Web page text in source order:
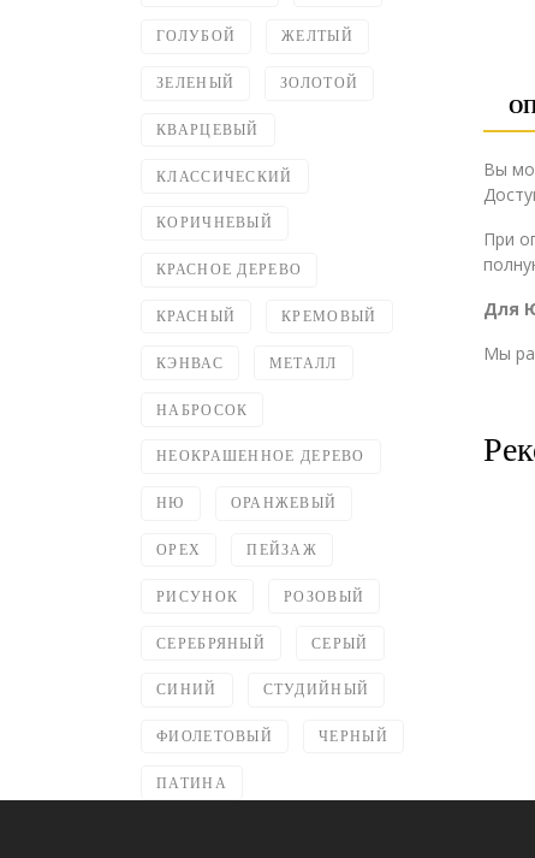
ГОЛУБОЙ ЖЕЛТЫЙ
ЗЕЛЕНЫЙ ЗОЛОТОЙ
КВАРЦЕВЫЙ
КЛАССИЧЕСКИЙ
КОРИЧНЕВЫЙ
КРАСНОЕ ДЕРЕВО
КРАСНЫЙ КРЕМОВЫЙ
КЭНВАС МЕТАЛЛ
НАБРОСОК
НЕОКРАШЕННОЕ ДЕРЕВО
НЮ ОРАНЖЕВЫЙ
ОРЕХ ПЕЙЗАЖ
РИСУНОК РОЗОВЫЙ
СЕРЕБРЯНЫЙ СЕРЫЙ
СИНИЙ СТУДИЙНЫЙ
ФИОЛЕТОВЫЙ ЧЕРНЫЙ
ПАТИНА
Вы
При
Для
Мы